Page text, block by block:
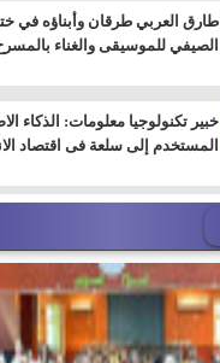
طارق العربي طرقان وأبناؤه في
الصيفي للموسيقى والغناء
خبير تكنولوجيا معلومات: الذكاء
المستخدم إلى سلعة فى اقتصاد